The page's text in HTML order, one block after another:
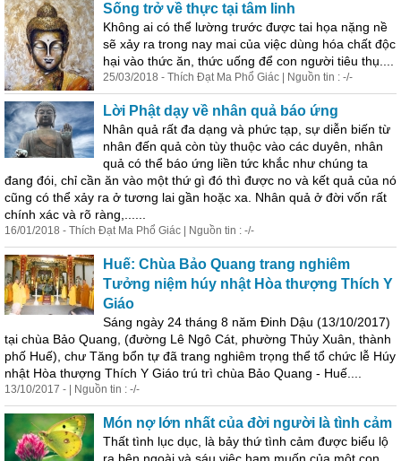
Sống trở về thực tại tâm linh
Không ai có thể lường trước được tai họa nặng nề
sẽ xảy ra trong nay mai của việc dùng hóa chất độc
hại vào thức ăn, thức uống để con người tiêu thụ....
25/03/2018 - Thích Đạt Ma Phổ Giác | Nguồn tin : -/-
Lời Phật dạy về nhân quả báo ứng
Nhân quả rất đa dạng và phức tạp, sự diễn biến từ
nhân đến quả còn tùy thuộc vào các duyên, nhân
quả có thể báo ứng liền tức khắc như chúng ta
đang đói, chỉ cần ăn vào một thứ gì đó thì được no và kết quả của nó
cũng có thể xảy ra ở tương lai gần hoặc xa. Nhân quả ở đời vốn rất
chính xác và rõ ràng,......
16/01/2018 - Thích Đạt Ma Phổ Giác | Nguồn tin : -/-
Huế: Chùa Bảo Quang trang nghiêm
Tưởng niệm húy nhật Hòa thượng Thích Y
Giáo
Sáng ngày 24 tháng 8 năm Đinh Dậu (13/10/2017)
tại chùa Bảo Quang, (đường Lê Ngô Cát, phường Thủy Xuân, thành
phố Huế), chư Tăng bổn tự đã trang nghiêm trọng thể tổ chức lễ Húy
nhật Hòa thượng Thích Y Giáo trú trì chùa Bảo Quang - Huế....
13/10/2017 - | Nguồn tin : -/-
Món nợ lớn nhất của đời người là tình cảm
Thất tình lục dục, là bảy thứ tình cảm được biểu lộ